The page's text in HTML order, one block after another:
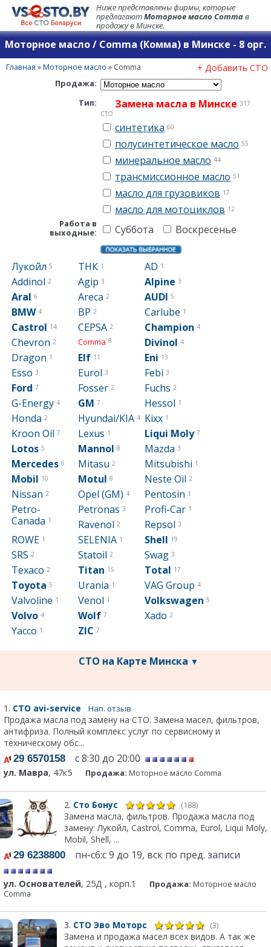
Ниже представлены фирмы, которые
предлагаютМоторное масло Commaв
продажу в Минске.
Моторное масло / Comma (Комма) в Минске - 8 орг.
Главная »Моторное масло » Comma + Добавить СТО
Продажа:
Тип:
Замена масла в Минске 317
СТО
синтетика 60
полусинтетическое масло 55
минеральное масло 44
трансмиссионное масло 51
масло для грузовиков 17
масло для мотоциклов 12
Работа в
выходные:
Суббота Воскресенье
Лукойл 5 ТНК 1 AD 1
Addinol 2 Agip 3 Alpine 3
Aral 6 Areca 2 AUDI 5
BMW 4 BP 2 Carlube 1
Castrol 14 CEPSA 2 Champion 4
Chevron 2 Comma 8 Divinol 4
Dragon 1 Elf 11 Eni 13
Esso 3 Eurol 3 Febi 3
Ford 7 Fosser 2 Fuchs 2
G-Energy 4 GM 7 Hessol 1
Honda 2 Hyundai/KIA 4 Kixx 1
Kroon Oil 7 Lexus 1 Liqui Moly 7
Lotos 5 Mannol 8 Mazda 3
Mercedes 6 Mitasu 2 Mitsubishi 1
Mobil 10 Motul 8 Neste Oil 2
Nissan 2 Opel (GM) 4 Pentosin 1
Petro-
Canada 1
Petronas 3 Profi-Car 1
Ravenol 2 Repsol 3
ROWE 1 SELENIA 1 Shell 19
SRS 2 Statoil 2 Swag 3
Texaco 2 Titan 15 Total 17
Toyota 5 Urania 1 VAG Group 4
Valvoline 1 Venol 1 Volkswagen 5
Volvo 4 Wolf 7 Xado 2
Yacco 1 ZIC 7
СТО на Карте Минска ▼
1. СТО avi-service Нап. отзыв
Продажа масла под замену на СТО. Замена масел, фильтров,
антифриза. Полный комплекс услуг по сервисному и
техническому обс...
29 6570158 с 8:30 до 20:00
ул. Мавра, 47к5 Продажа: Моторное масло Comma
2. Сто Бонус (188)
Замена масла, фильтров. Продажа масла под
замену: Лукойл, Castrol, Comma, Eurol, Liqui Moly,
Mobil, Shell, ...
29 6238800 пн-сб:с 9 до 19, вск по пред. записи
ул. Основателей, 25Д , корп.1 Продажа: Моторное масло
Comma
3. СТО Эво Моторс (3)
Замена и продажа масел всех видов. А так же